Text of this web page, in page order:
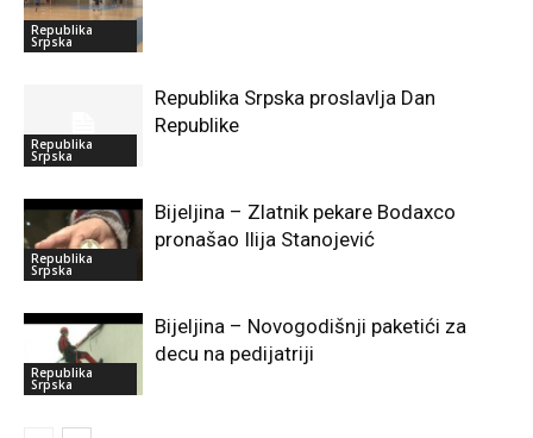
Republika
Srpska
Republika
Srpska
Republika Srpska proslavlja Dan
Republike
Republika
Srpska
Bijeljina – Zlatnik pekare Bodaxco
pronašao Ilija Stanojević
Republika
Srpska
Bijeljina – Novogodišnji paketići za
decu na pedijatriji